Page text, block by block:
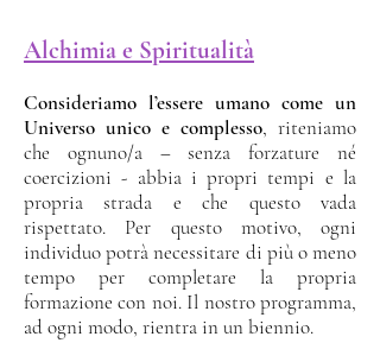
Alchimia e Spiritualità
Consideriamo l’essere umano come un
Universo unico e complesso, riteniamo
che ognuno/a – senza forzature né
coercizioni - abbia i propri tempi e la
propria strada e che questo vada
rispettato. Per questo motivo, ogni
individuo potrà necessitare di più o meno
tempo per completare la propria
formazione con noi. Il nostro programma,
ad ogni modo, rientra in un biennio.